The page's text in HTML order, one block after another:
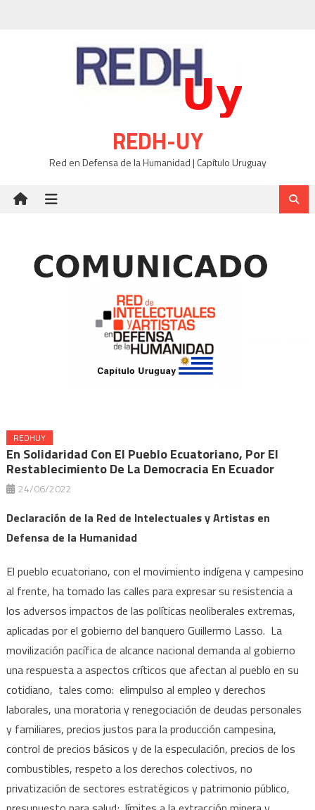
REDH-UY
Red en Defensa de la Humanidad | Capítulo Uruguay
REDHUY
En Solidaridad Con El Pueblo Ecuatoriano, Por El
Restablecimiento De La Democracia En Ecuador
24/06/2022
Declaración de la Red de Intelectuales y Artistas en
Defensa de la Humanidad
El pueblo ecuatoriano, con el movimiento indígena y campesino
al frente, ha tomado las calles para expresar su resistencia a
los adversos impactos de las políticas neoliberales extremas,
aplicadas por el gobierno del banquero Guillermo Lasso. La
movilización pacífica de alcance nacional demanda al gobierno
una respuesta a aspectos críticos que afectan al pueblo en su
cotidiano, tales como: elimpulso al empleo y derechos
laborales, una moratoria y renegociación de deudas personales
y familiares, precios justos para la producción campesina,
control de precios básicos y de la especulación, precios de los
combustibles, respeto a los derechos colectivos, no
privatización de sectores estratégicos y patrimonio público,